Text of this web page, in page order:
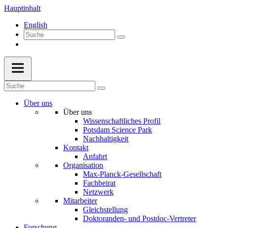
Hauptinhalt
English
Über uns
Über uns
Wissenschaftliches Profil
Potsdam Science Park
Nachhaltigkeit
Kontakt
Anfahrt
Organisation
Max-Planck-Gesellschaft
Fachbeirat
Netzwerk
Mitarbeiter
Gleichstellung
Doktoranden- und Postdoc-Vertreter